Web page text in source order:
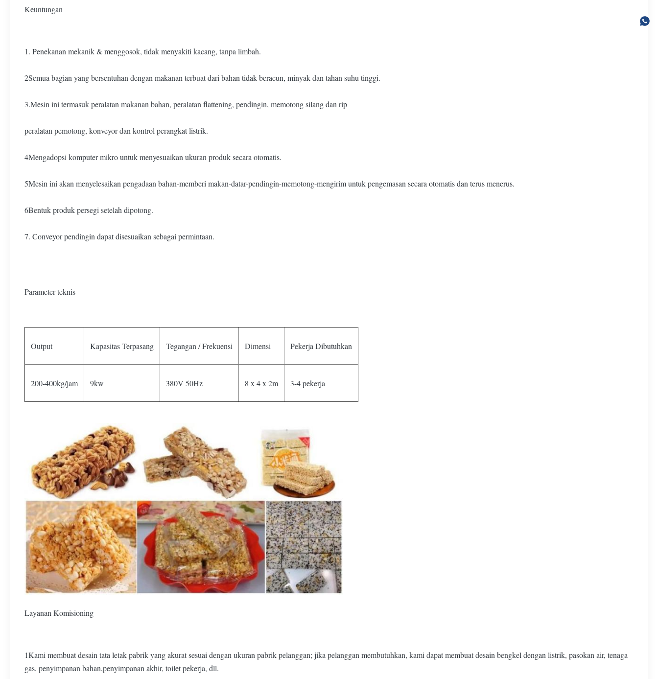
Keuntungan
1. Penekanan mekanik & menggosok, tidak menyakiti kacang, tanpa limbah.
2Semua bagian yang bersentuhan dengan makanan terbuat dari bahan tidak beracun, minyak dan tahan suhu tinggi.
3.Mesin ini termasuk peralatan makanan bahan, peralatan flattening, pendingin, memotong silang dan rip
peralatan pemotong, konveyor dan kontrol perangkat listrik.
4Mengadopsi komputer mikro untuk menyesuaikan ukuran produk secara otomatis.
5Mesin ini akan menyelesaikan pengadaan bahan-memberi makan-datar-pendingin-memotong-mengirim untuk pengemasan secara otomatis dan terus menerus.
6Bentuk produk persegi setelah dipotong.
7. Conveyor pendingin dapat disesuaikan sebagai permintaan.
Parameter teknis
Output Kapasitas Terpasang Tegangan / Frekuensi Dimensi Pekerja Dibutuhkan
200-400kg/jam 9kw 380V 50Hz 8 x 4 x 2m 3-4 pekerja
Layanan Komisioning
1Kami membuat desain tata letak pabrik yang akurat sesuai dengan ukuran pabrik pelanggan; jika pelanggan membutuhkan, kami dapat membuat desain bengkel dengan listrik, pasokan air, tenaga
gas, penyimpanan bahan,penyimpanan akhir, toilet pekerja, dll.